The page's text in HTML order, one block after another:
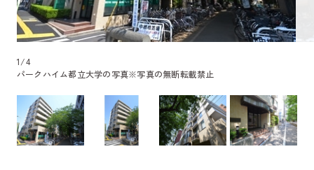
1/4
パークハイム都立大学の写真※写真の無断転載禁止